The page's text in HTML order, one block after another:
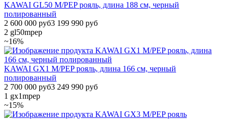
KAWAI GL50 M/PEP рояль, длина 188 см, черный
полированный
2 600 000 руб3 199 990 руб
2 gl50mpep
~16%
KAWAI GX1 M/PEP рояль, длина 166 см, черный
полированный
2 700 000 руб3 249 990 руб
1 gx1mpep
~15%